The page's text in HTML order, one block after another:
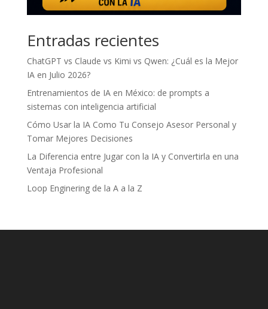
Entradas recientes
ChatGPT vs Claude vs Kimi vs Qwen: ¿Cuál es la Mejor
IA en Julio 2026?
Entrenamientos de IA en México: de prompts a
sistemas con inteligencia artificial
Cómo Usar la IA Como Tu Consejo Asesor Personal y
Tomar Mejores Decisiones
La Diferencia entre Jugar con la IA y Convertirla en una
Ventaja Profesional
Loop Enginering de la A a la Z